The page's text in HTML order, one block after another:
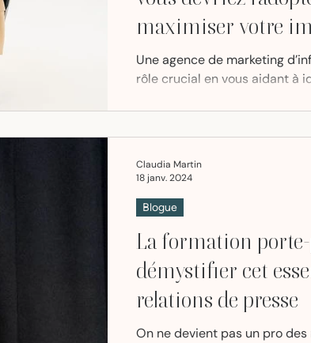
maximiser votre
Une agence de marketing
rôle crucial en vous aidant à
La formation
démystifier cet
relations de presse
On ne devient pas un pro
Blogue
Claudia Martin
18 janv. 2024